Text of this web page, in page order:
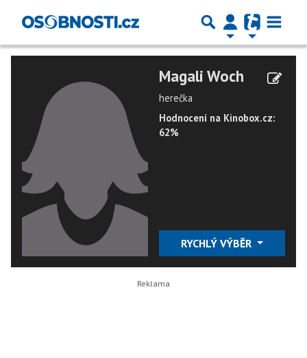
Magali Woch
herečka
Hodnocení na Kinobox.cz:
62%
RYCHLÝ VÝBĚR